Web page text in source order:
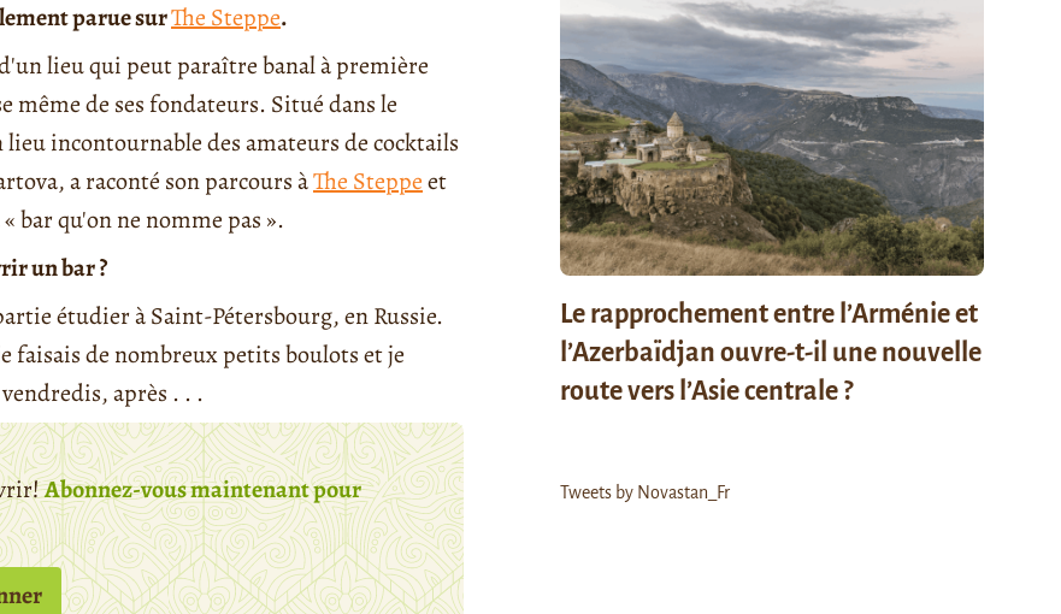
parue surThe Steppe.
lieu qui peut paraître banal à première
même de ses fondateurs. Situé dans le
lieu incontournable des amateurs de cocktails
a raconté son parcours àThe Steppeet
bar qu'on ne nomme pas ».
un bar ?
étudier à Saint-Pétersbourg, en Russie.
faisais de nombreux petits boulots et je
après . . .
Abonnez-vous maintenant pour
Le rapprochement entre l’Arménie et
l’Azerbaïdjan ouvre-t-il une nouvelle
route vers l’Asie centrale ?
Tweets by Novastan_Fr